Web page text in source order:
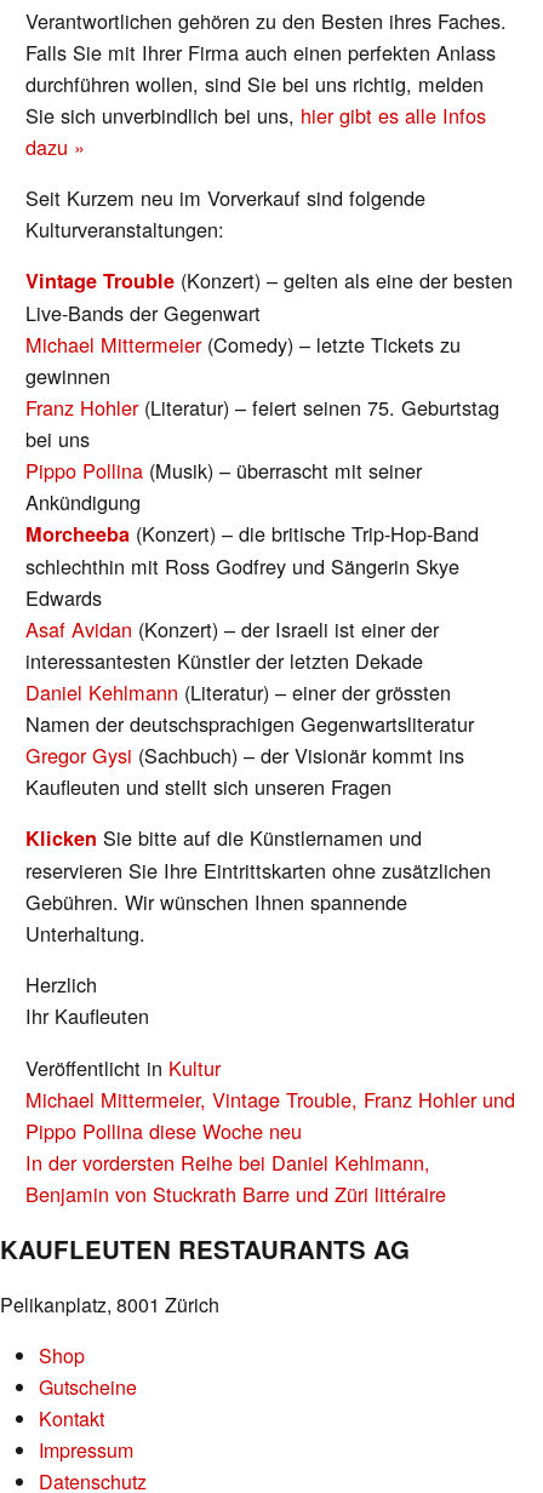
Verantwortlichen gehören zu den Besten ihres Faches.
Falls Sie mit Ihrer Firma auch einen perfekten Anlass
durchführen wollen, sind Sie bei uns richtig, melden
Sie sich unverbindlich bei uns, hier gibt es alle Infos
dazu »
Seit Kurzem neu im Vorverkauf sind folgende
Kulturveranstaltungen:
Vintage Trouble (Konzert) – gelten als eine der besten
Live-Bands der Gegenwart
Michael Mittermeier(Comedy) – letzte Tickets zu
gewinnen
Franz Hohler(Literatur) – feiert seinen 75. Geburtstag
bei uns
Pippo Pollina (Musik) – überrascht mit seiner
Ankündigung
Morcheeba (Konzert) – die britische Trip-Hop-Band
schlechthin mit Ross Godfrey und Sängerin Skye
Edwards
Asaf Avidan (Konzert) – der Israeli ist einer der
interessantesten Künstler der letzten Dekade
Daniel Kehlmann (Literatur) – einer der grössten
Namen der deutschsprachigen Gegenwartsliteratur
Gregor Gysi (Sachbuch) – der Visionär kommt ins
Kaufleuten und stellt sich unseren Fragen
Klicken Sie bitte auf die Künstlernamen und
reservieren Sie Ihre Eintrittskarten ohne zusätzlichen
Gebühren. Wir wünschen Ihnen spannende
Unterhaltung.
Herzlich
Ihr Kaufleuten
Veröffentlicht in Kultur
BEITRAGS-
NAVIGATION
Michael Mittermeier, Vintage Trouble, Franz Hohler und
Pippo Pollina diese Woche neu
In der vordersten Reihe bei Daniel Kehlmann,
Benjamin von Stuckrath Barre und Züri littéraire
KAUFLEUTEN RESTAURANTS AG
Pelikanplatz, 8001 Zürich
Shop
Gutscheine
Kontakt
Impressum
Datenschutz